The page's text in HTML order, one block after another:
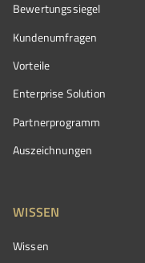
Bewertungssiegel
Kundenumfragen
Vorteile
Enterprise Solution
Partnerprogramm
Auszeichnungen
WISSEN
Wissen